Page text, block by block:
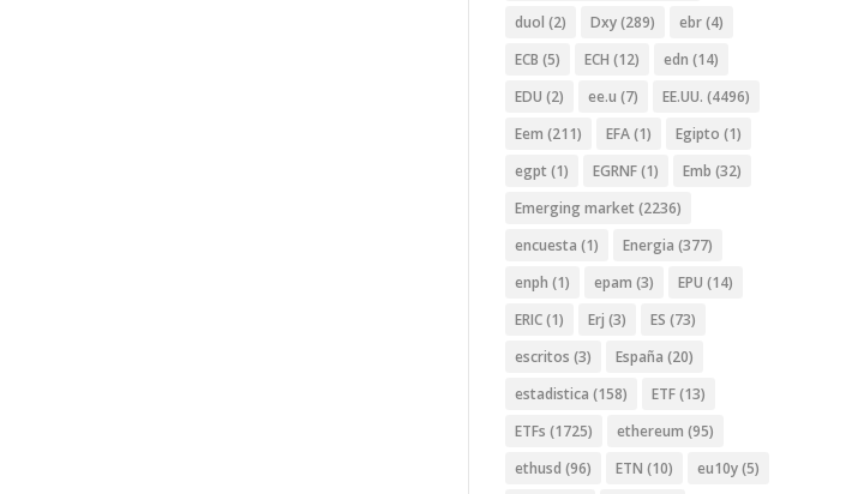
duol (2) Dxy(289) ebr(4)
ECB (5) ECH (12) edn (14)
EDU (2) ee.u (7) EE.UU. (4496)
Eem (211) EFA(1) Egipto (1)
egpt (1) EGRNF(1) Emb (32)
Emerging market (2236)
encuesta (1) Energia (377)
enph (1) epam (3) EPU (14)
ERIC(1) Erj (3) ES (73)
escritos (3) España (20)
estadistica (158) ETF(13)
ETFs (1725) ethereum (95)
ethusd (96) ETN (10) eu10y(5)